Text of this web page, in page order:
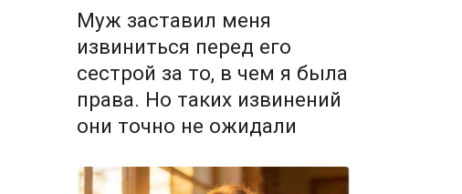
Муж заставил меня
извиниться перед его
сестрой за то, в чем я была
права. Но таких извинений
они точно не ожидали